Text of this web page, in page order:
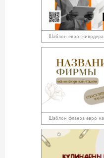
Шаблон евро-
Шаблон флаера евро